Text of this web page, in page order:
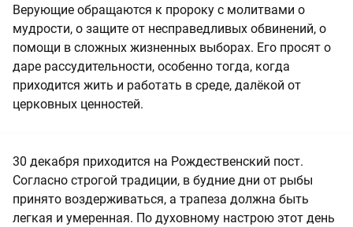
Верующие обращаются к пророку с молитвами о
мудрости, о защите от несправедливых обвинений, о
помощи в сложных жизненных выборах. Его просят о
даре рассудительности, особенно тогда, когда
приходится жить и работать в среде, далёкой от
церковных ценностей.
30 декабря приходится на Рождественский пост.
Согласно строгой традиции, в будние дни от рыбы
принято воздерживаться, а трапеза должна быть
легкая и умеренная. По духовному настрою этот день